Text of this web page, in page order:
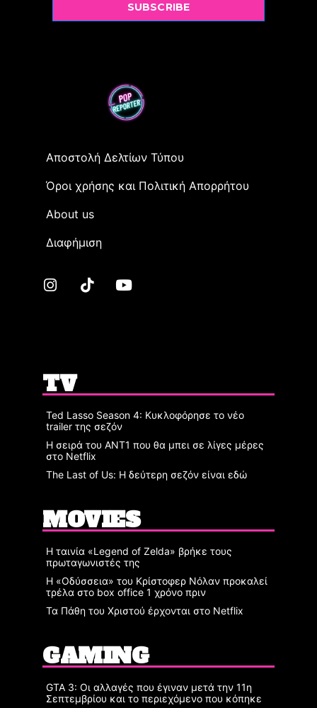
SUBSCRIBE
Αποστολή Δελτίων Τύπου
Όροι χρήσης και Πολιτική Απορρήτου
Αbout us
Διαφήμιση
TV
Ted Lasso Season 4: Κυκλοφόρησε το νέο
trailer της σεζόν
Η σειρά του ΑΝΤ1 που θα μπει σε λίγες μέρες
στο Netflix
The Last of Us: Η δεύτερη σεζόν είναι εδώ
MOVIES
Η ταινία «Legend of Zelda» βρήκε τους
πρωταγωνιστές της
Η «Οδύσσεια» του Κρίστοφερ Νόλαν προκαλεί
τρέλα στο box office 1 χρόνο πριν
Τα Πάθη του Χριστού έρχονται στο Netflix
GAMING
GTA 3: Οι αλλαγές που έγιναν μετά την 11η
Σεπτεμβρίου και το περιεχόμενο που κόπηκε